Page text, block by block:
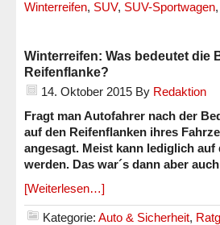
Winterreifen, SUV, SUV-Sportwagen,
Winterreifen: Was bedeutet die
Reifenflanke?
14. Oktober 2015 By Redaktion
Fragt man Autofahrer nach der
auf den Reifenflanken ihres
angesagt. Meist kann lediglich
werden. Das war´s dann aber
[Weiterlesen…]
Kategorie: Auto & Sicherheit,